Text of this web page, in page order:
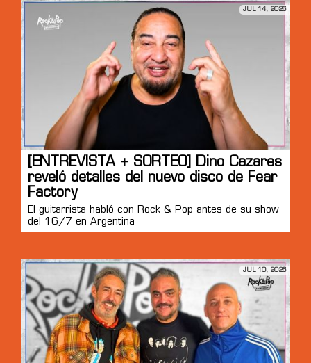
JUL 14, 2026
[ENTREVISTA + SORTEO] Dino Cazares
reveló detalles del nuevo disco de Fear
Factory
El guitarrista habló con Rock & Pop antes de su show
del 16/7 en Argentina
JUL 10, 2026